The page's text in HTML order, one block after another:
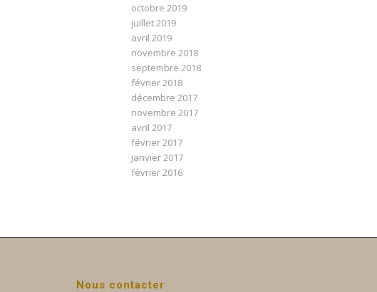
octobre 2019
juillet 2019
avril 2019
novembre 2018
septembre 2018
février 2018
décembre 2017
novembre 2017
avril 2017
février 2017
janvier 2017
février 2016
Nous contacter